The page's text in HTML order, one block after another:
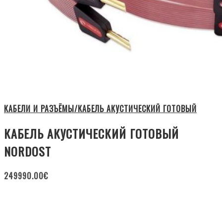
КАБЕЛИ И РАЗЪЁМЫ/КАБЕЛЬ АКУСТИЧЕСКИЙ ГОТОВЫЙ
КАБЕЛЬ АКУСТИЧЕСКИЙ ГОТОВЫЙ
NORDOST
249990.00€